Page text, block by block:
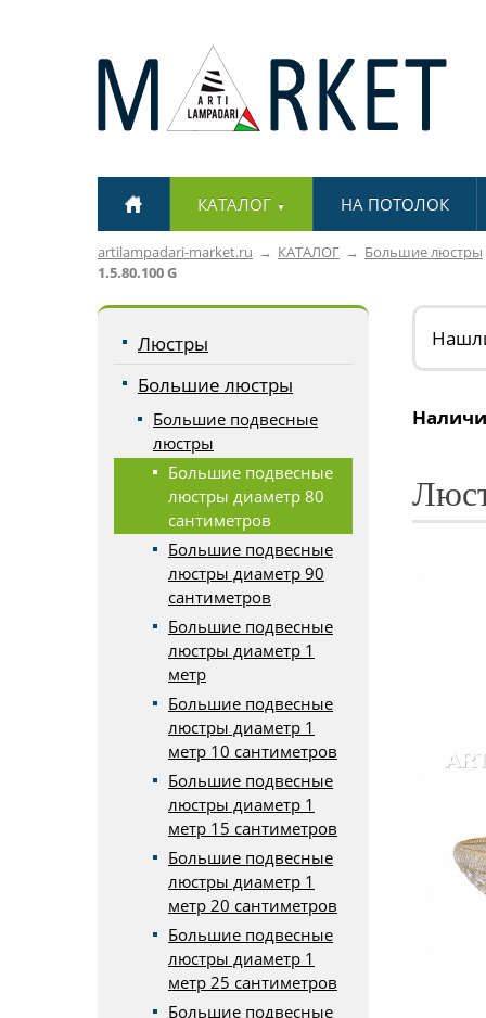
КАТАЛОГ ▼ НА ПОТОЛОК
artilampadari-market.ru КАТАЛОГ
Большие люстры
1.5.80.100 G
Люстры
Большие люстры
Большие подвесные
люстры
Большие подвесные
люстры диаметр 80
сантиметров
Большие подвесные
люстры диаметр 90
сантиметров
Большие подвесные
люстры диаметр 1
метр
Большие подвесные
люстры диаметр 1
метр 10 сантиметров
Большие подвесные
люстры диаметр 1
метр 15 сантиметров
Большие подвесные
люстры диаметр 1
метр 20 сантиметров
Большие подвесные
люстры диаметр 1
метр 25 сантиметров
Большие подвесные